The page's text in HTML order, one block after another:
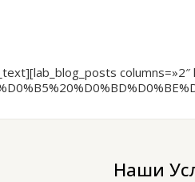
columns=»2″
Наши